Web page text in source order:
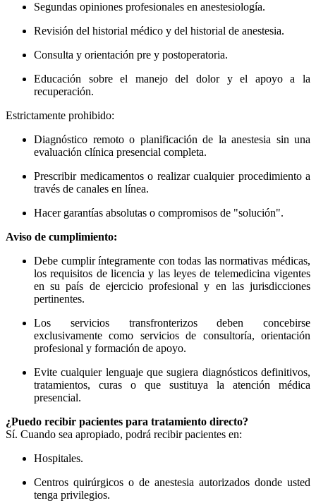
Segundas opiniones profesionales en anestesiología.
Revisión del historial médico y del historial de anestesia.
Consulta y orientación pre y postoperatoria.
Educación sobre el manejo del dolor y el apoyo a la
recuperación.
Estrictamente prohibido:
Diagnóstico remoto o planificación de la anestesia sin una
evaluación clínica presencial completa.
Prescribir medicamentos o realizar cualquier procedimiento a
través de canales en línea.
Hacer garantías absolutas o compromisos de "solución".
Aviso de cumplimiento:
Debe cumplir íntegramente con todas las normativas médicas,
los requisitos de licencia y las leyes de telemedicina vigentes
en su país de ejercicio profesional y en las jurisdicciones
pertinentes.
Los servicios transfronterizos deben concebirse
exclusivamente como servicios de consultoría, orientación
profesional y formación de apoyo.
Evite cualquier lenguaje que sugiera diagnósticos definitivos,
tratamientos, curas o que sustituya la atención médica
presencial.
¿Puedo recibir pacientes para tratamiento directo?
Sí. Cuando sea apropiado, podrá recibir pacientes en:
Hospitales.
Centros quirúrgicos o de anestesia autorizados donde usted
tenga privilegios.